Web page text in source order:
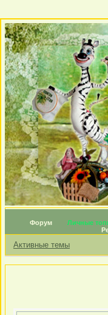
Форум Личные
Активные темы